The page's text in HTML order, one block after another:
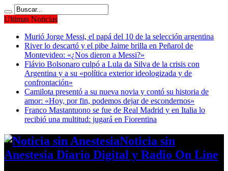
Ultimas Noticias
Murió Jorge Messi, el papá del 10 de la selección argentina
River lo descartó y el pibe Jaime brilla en Peñarol de
Montevideo: «¿Nos dieron a Messi?»
Flávio Bolsonaro culpó a Lula da Silva de la crisis con
Argentina y a su «política exterior ideologizada y de
confrontación»
Camilota presentó a su nueva novia y contó su historia de
amor: «Hoy, por fin, podemos dejar de escondernos»
Franco Mastantuono se fue de Real Madrid y en Italia lo
recibió una multitud: jugará en Fiorentina
Noticia sin
Anestesia Diario Digital y Radio On Line